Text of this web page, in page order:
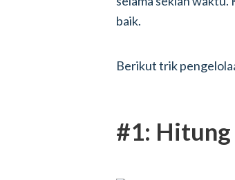
baik.
Berikut trik
#1: Hitung